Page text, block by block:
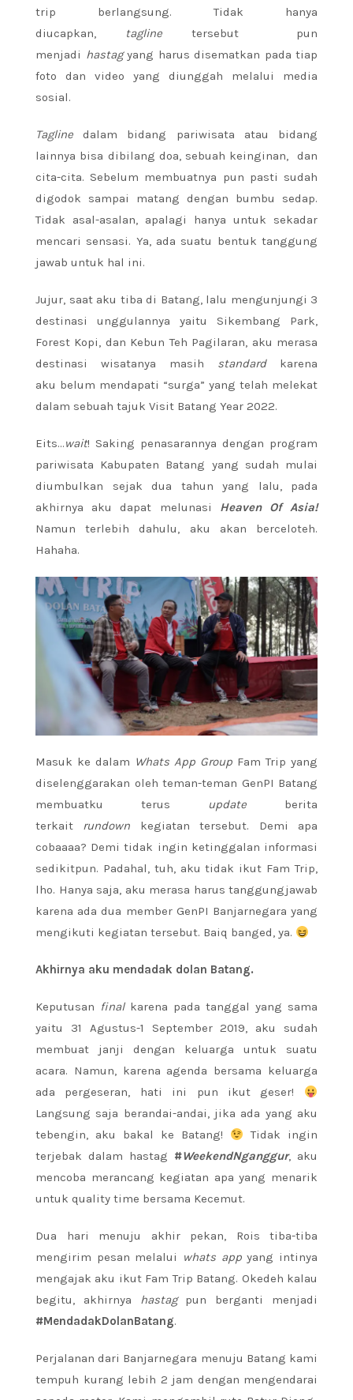
trip berlangsung. Tidak hanya
diucapkan,
tagline tersebut pun
menjadi hastagyang harus disematkan pada tiap
foto dan video yang diunggah melalui media
sosial.
Tagline dalam bidang pariwisata atau bidang
lainnya bisa dibilang doa, sebuah keinginan, dan
cita-cita. Sebelum membuatnya pun pasti sudah
digodok sampai matang dengan bumbu sedap.
Tidak asal-asalan, apalagi hanya untuk sekadar
mencari sensasi. Ya, ada suatu bentuk tanggung
jawab untuk hal ini.
Jujur, saat aku tiba di Batang, lalu mengunjungi 3
destinasi unggulannya yaitu Sikembang Park,
Forest Kopi, dan Kebun Teh Pagilaran, aku merasa
destinasi wisatanya masih standard karena
aku belum mendapati “surga” yang telah melekat
dalam sebuah tajuk Visit Batang Year 2022.
Eits…wait! Saking penasarannya dengan program
pariwisata Kabupaten Batang yang sudah mulai
diumbulkan sejak dua tahun yang lalu, pada
akhirnya aku dapat melunasi Heaven Of Asia!
Namun terlebih dahulu, aku akan berceloteh.
Hahaha.
Masuk ke dalam Whats App Group Fam Trip yang
diselenggarakan oleh teman-teman GenPI Batang
membuatku terus
update berita
terkait rundown kegiatan tersebut. Demi apa
cobaaaa? Demi tidak ingin ketinggalan informasi
sedikitpun. Padahal, tuh, aku tidak ikut Fam Trip,
lho. Hanya saja, aku merasa harus tanggungjawab
karena ada dua member GenPI Banjarnegara yang
mengikuti kegiatan tersebut. Baiq banged, ya.
Akhirnya aku mendadak dolan Batang.
Keputusan final karena pada tanggal yang sama
yaitu 31 Agustus-1 September 2019, aku sudah
membuat janji dengan keluarga untuk suatu
acara. Namun, karena agenda bersama keluarga
ada pergeseran, hati ini pun ikut geser!
Langsung saja berandai-andai, jika ada yang aku
tebengin, aku bakal ke Batang!
Tidak ingin
terjebak dalam hastag #WeekendNganggur, aku
mencoba merancang kegiatan apa yang menarik
untuk quality time bersama Kecemut.
Dua hari menuju akhir pekan, Rois tiba-tiba
mengirim pesan melalui
whats appyang intinya
mengajak aku ikut Fam Trip Batang. Okedeh kalau
begitu, akhirnya hastag pun berganti menjadi
#MendadakDolanBatang.
Perjalanan dari Banjarnegara menuju Batang kami
tempuh kurang lebih 2 jam dengan mengendarai